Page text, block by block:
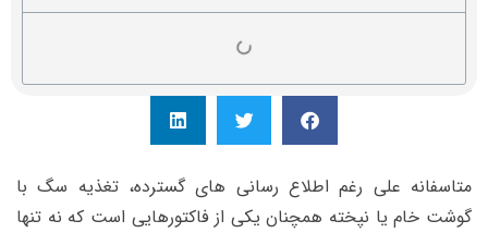
متاسفانه علی رغم اطلاع رسانی های گسترده، تغذیه سگ با
گوشت خام یا نپخته همچنان یکی از فاکتورهایی است که نه تنها